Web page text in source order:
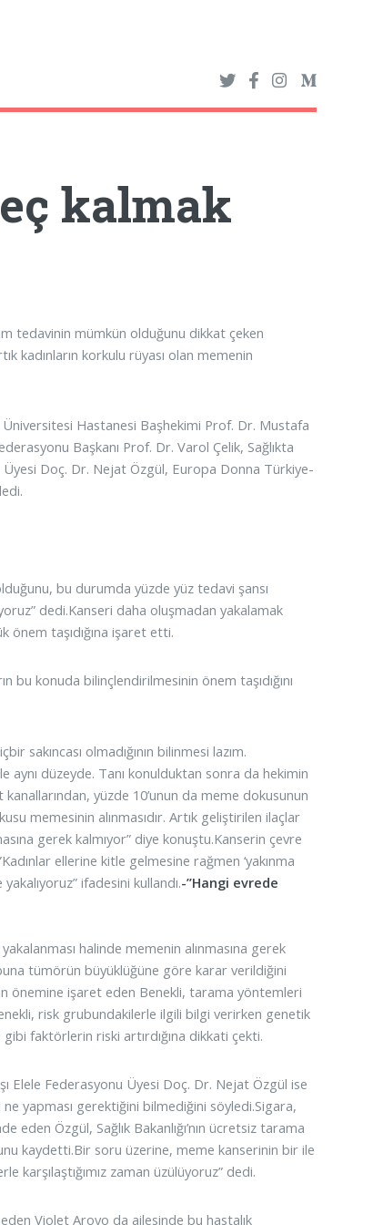
kalmak
tedavinin mümkün olduğunu dikkat çeken
kadınların korkulu rüyası olan memenin
Hastanesi Başhekimi Prof. Dr. Mustafa
Başkanı Prof. Dr. Varol Çelik, Sağlıkta
Üyesi Doç. Dr. Nejat Özgül, Europa Donna Türkiye-
bu durumda yüzde yüz tedavi şansı
dedi.Kanseri daha oluşmadan yakalamak
önem taşıdığına işaret etti.
bu konuda bilinçlendirilmesinin önem taşıdığını
sakıncası olmadığının bilinmesi lazım.
aynı düzeyde. Tanı konulduktan sonra da hekimin
yüzde 10’unun da meme dokusunun
memesinin alınmasıdır. Artık geliştirilen ilaçlar
gerek kalmıyor” diye konuştu.Kanserin çevre
ellerine kitle gelmesine rağmen ‘yakınma
ifadesini kullandı.-”Hangi evrede
halinde memenin alınmasına gerek
buna tümörün büyüklüğüne göre karar verildiğini
önemine işaret eden Benekli, tarama yöntemleri
risk grubundakilerle ilgili bilgi verirken genetik
faktörlerin riski artırdığına dikkati çekti.
Elele Federasyonu Üyesi Doç. Dr. Nejat Özgül ise
yapması gerektiğini bilmediğini söyledi.Sigara,
eden Özgül, Sağlık Bakanlığı’nın ücretsiz tarama
kaydetti.Bir soru üzerine, meme kanserinin bir ile
karşılaştığımız zaman üzülüyoruz” dedi.
Violet Aroyo da ailesinde bu hastalık